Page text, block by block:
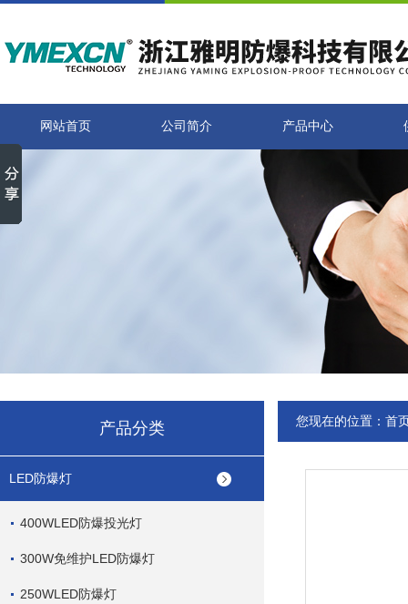
网站首页 公司简介 产品中心
产品分类
LED防爆灯
400WLED防爆投光灯
300W免维护LED防爆灯
250WLED防爆灯
您现在的位置： 首